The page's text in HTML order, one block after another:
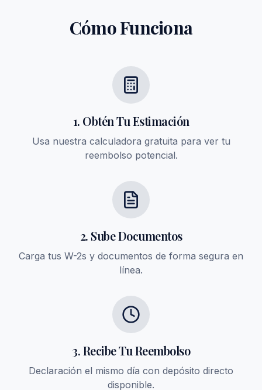
Cómo Funciona
1. Obtén Tu Estimación
Usa nuestra calculadora gratuita para ver tu
reembolso potencial.
2. Sube Documentos
Carga tus W-2s y documentos de forma segura en
línea.
3. Recibe Tu Reembolso
Declaración el mismo día con depósito directo
disponible.